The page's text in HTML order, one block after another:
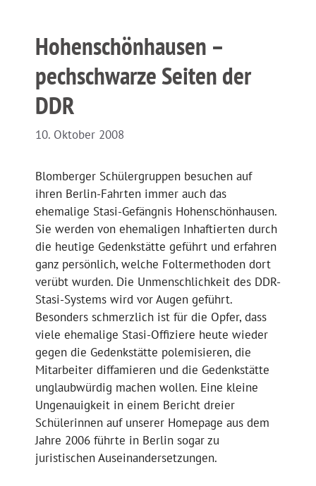
Hohenschönhausen –
pechschwarze Seiten der
DDR
10. Oktober 2008
Blomberger Schülergruppen besuchen auf
ihren Berlin-Fahrten immer auch das
ehemalige Stasi-Gefängnis Hohenschönhausen.
Sie werden von ehemaligen Inhaftierten durch
die heutige Gedenkstätte geführt und erfahren
ganz persönlich, welche Foltermethoden dort
verübt wurden. Die Unmenschlichkeit des DDR-
Stasi-Systems wird vor Augen geführt.
Besonders schmerzlich ist für die Opfer, dass
viele ehemalige Stasi-Offiziere heute wieder
gegen die Gedenkstätte polemisieren, die
Mitarbeiter diffamieren und die Gedenkstätte
unglaubwürdig machen wollen. Eine kleine
Ungenauigkeit in einem Bericht dreier
Schülerinnen auf unserer Homepage aus dem
Jahre 2006 führte in Berlin sogar zu
juristischen Auseinandersetzungen.